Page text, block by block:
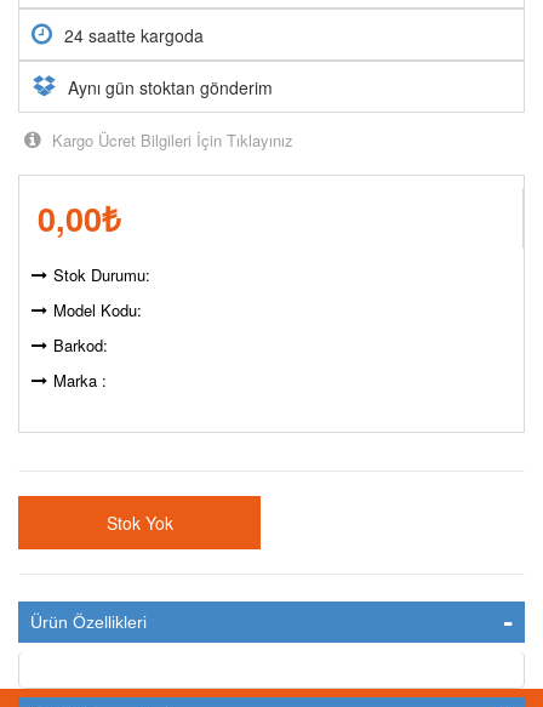
24 saatte kargoda
Aynı gün stoktan gönderim
Kargo Ücret Bilgileri İçin Tıklayınız
0,00₺
Stok Durumu:
Model Kodu:
Barkod:
Marka :
Stok Yok
Ürün Özellikleri